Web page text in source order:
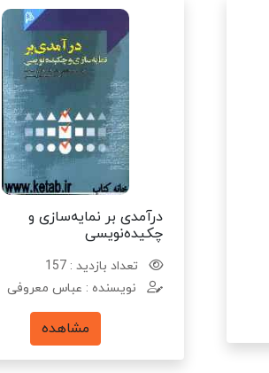
درآمدی بر نمایه‌سازی و
چکیده‌نویسی
تعداد بازدید : 157
نویسنده : عباس معروفی
مشاهده